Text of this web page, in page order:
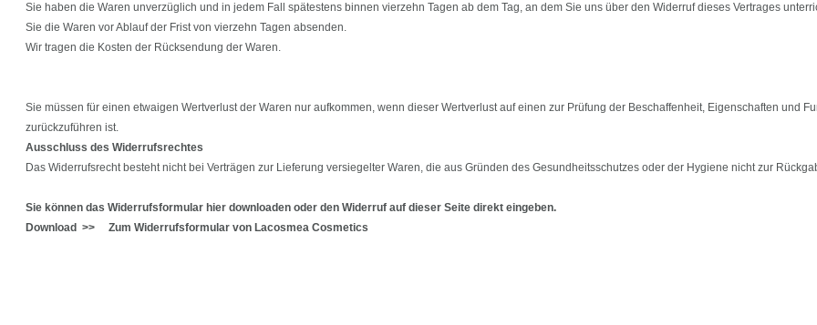
Sie haben die Waren unverzüglich und in jedem Fall spätestens binnen vierzehn Tagen ab dem Tag, an dem Sie uns über den Widerruf dieses Vertrages
Sie die Waren vor Ablauf der Frist von vierzehn Tagen absenden.
Wir tragen die Kosten der Rücksendung der Waren.
Sie müssen für einen etwaigen Wertverlust der Waren nur aufkommen, wenn dieser Wertverlust auf einen zur Prüfung der Beschaffenheit, Eigenschaften und
zurückzuführen ist.
Ausschluss des Widerrufsrechtes
Das Widerrufsrecht besteht nicht bei Verträgen zur Lieferung versiegelter Waren, die aus Gründen des Gesundheitsschutzes oder der Hygiene nicht zur
Sie können das Widerrufsformular hier downloaden oder den Widerruf auf dieser Seite direkt eingeben.
Download >> Zum Widerrufsformular von Lacosmea Cosmetics